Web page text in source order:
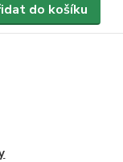
do košíku